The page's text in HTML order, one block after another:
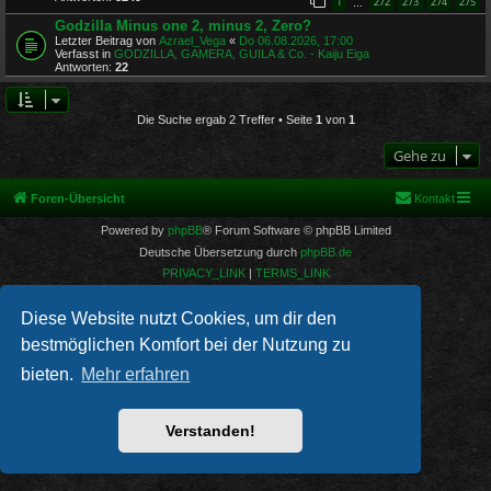
Diese Website nutzt Cookies, um dir den
bestmöglichen Komfort bei der Nutzung zu
bieten. Mehr erfahren
Verstanden!
Godzilla Minus one 2, minus 2, Zero?
Letzter Beitrag von Azrael_Vega « Do 06.08.2026, 17:00
Verfasst in GODZILLA, GAMERA, GUILA & Co. - Kaiju Eiga
Antworten: 22
Die Suche ergab 2 Treffer • Seite 1von 1
Gehe zu
Foren-Übersicht Kontakt
Powered by phpBB® Forum Software © phpBB Limited
Deutsche Übersetzung durch phpBB.de
PRIVACY_LINK| TERMS_LINK